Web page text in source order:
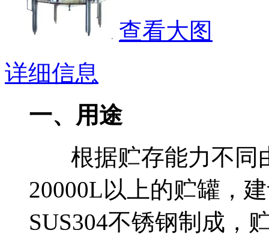
查看大图
详细信息
一、用途
根据贮存能力不同
20000L以上的贮罐，
SUS304不锈钢制成，